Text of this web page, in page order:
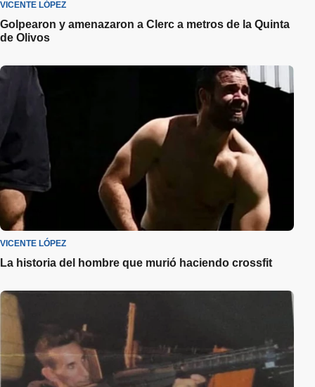
VICENTE LÓPEZ
Golpearon y amenazaron a Clerc a metros de la Quinta
de Olivos
VICENTE LÓPEZ
La historia del hombre que murió haciendo crossfit